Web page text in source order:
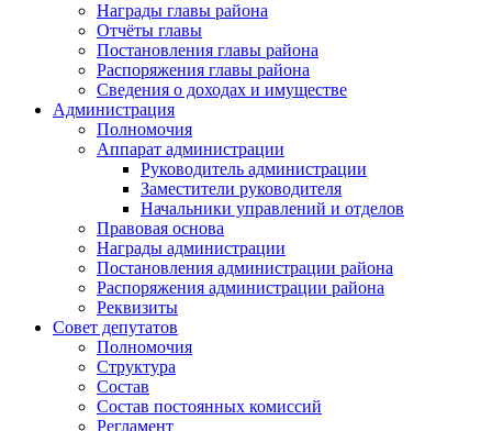
Награды главы района
Отчёты главы
Постановления главы района
Распоряжения главы района
Сведения о доходах и имуществе
Администрация
Полномочия
Аппарат администрации
Руководитель администрации
Заместители руководителя
Начальники управлений и отделов
Правовая основа
Награды администрации
Постановления администрации района
Распоряжения администрации района
Реквизиты
Совет депутатов
Полномочия
Структура
Состав
Состав постоянных комиссий
Регламент